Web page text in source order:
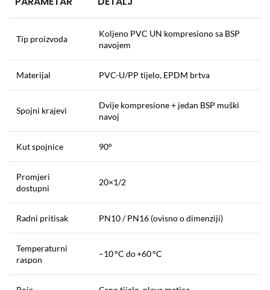
Tip proizvoda
Koljeno PVC UN kompresiono sa BSP
navojem
Materijal PVC-U/PP tijelo, EPDM brtva
Spojni krajevi
Dvije kompresione + jedan BSP muški
navoj
Kut spojnice 90°
Promjeri
dostupni
20×1/2
Radni pritisak PN10 / PN16 (ovisno o dimenziji)
Temperaturni
raspon
–10 °C do +60 °C